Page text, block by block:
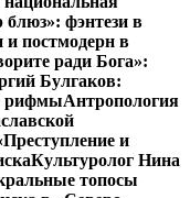
блюз»: фэнтези в
и постмодерн в
ради Бога»:
Булгаков:
рифмыАнтропология
и
Культуролог Нина
топосы